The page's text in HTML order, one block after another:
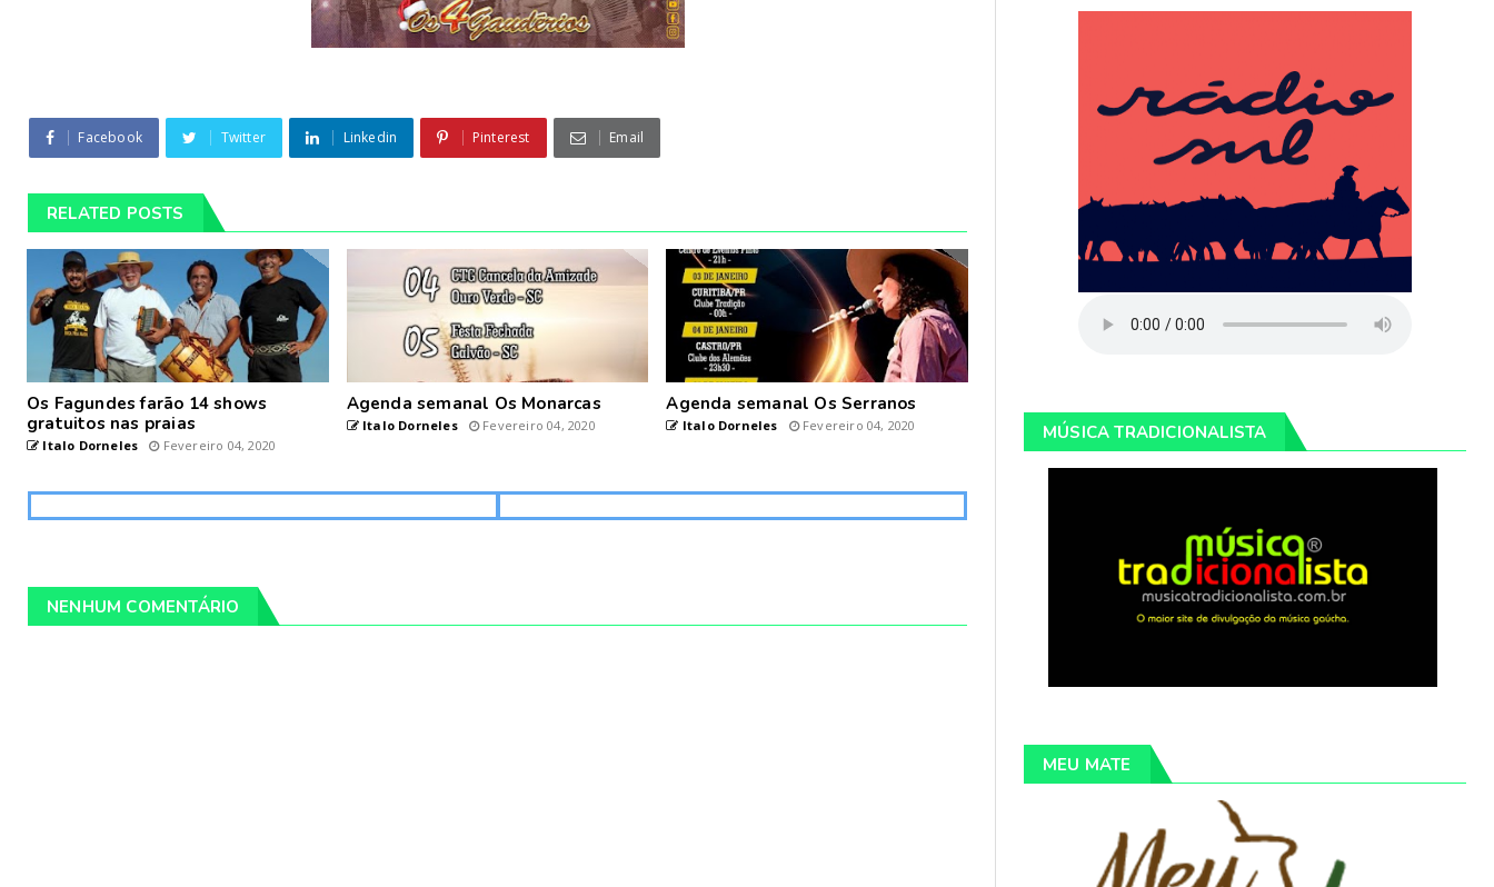
Facebook Twitter Linkedin Pinterest Email
RELATED POSTS
Os Fagundes farão 14 shows
gratuitos nas praias
Italo Dorneles Fevereiro 04, 2020
Agenda semanal Os Monarcas
Italo Dorneles Fevereiro 04, 2020
Agenda semanal Os Serranos
Italo Dorneles Fevereiro 04, 2020
NENHUM COMENTÁRIO
MÚSICA TRADICIONALISTA
MEU MATE